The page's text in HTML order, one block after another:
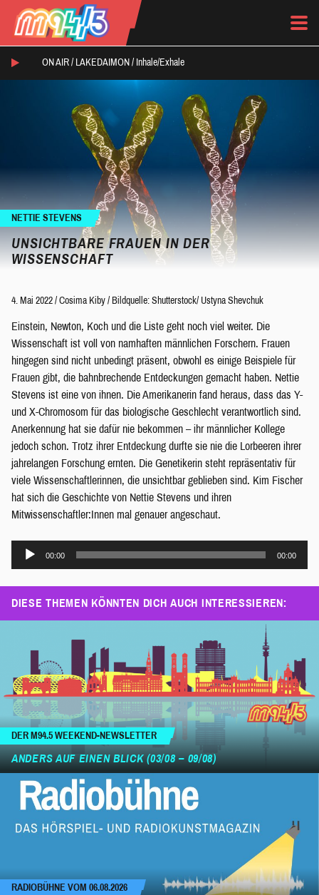
ON AIR / LAKEDAIMON / Inhale/Exhale
NETTIE STEVENS
UNSICHTBARE FRAUEN IN DER
WISSENSCHAFT
4. Mai 2022 / Cosima Kiby / Bildquelle: Shutterstock/ Ustyna Shevchuk
Einstein, Newton, Koch und die Liste geht noch viel weiter. Die
Wissenschaft ist voll von namhaften männlichen Forschern. Frauen
hingegen sind nicht unbedingt präsent, obwohl es einige Beispiele für
Frauen gibt, die bahnbrechende Entdeckungen gemacht haben. Nettie
Stevens ist eine von ihnen. Die Amerikanerin fand heraus, dass das Y-
und X-Chromosom für das biologische Geschlecht verantwortlich sind.
Anerkennung hat sie dafür nie bekommen – ihr männlicher Kollege
jedoch schon. Trotz ihrer Entdeckung durfte sie nie die Lorbeeren ihrer
jahrelangen Forschung ernten. Die Genetikerin steht repräsentativ für
viele Wissenschaftlerinnen, die unsichtbar geblieben sind. Kim Fischer
hat sich die Geschichte von Nettie Stevens und ihren
Mitwissenschaftler:Innen mal genauer angeschaut.
Audio-
00:00 00:00
DIESE THEMEN KÖNNTEN DICH AUCH INTERESSIEREN:
DER M94.5 WEEKEND-NEWSLETTER
ANDERS AUF EINEN BLICK (03/08 – 09/08)
RADIOBÜHNE VOM 06.08.2026